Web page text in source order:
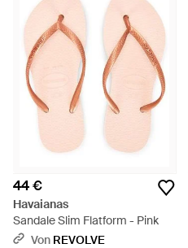
44 €
Havaianas
Sandale Slim Flatform - Pink
Von REVOLVE